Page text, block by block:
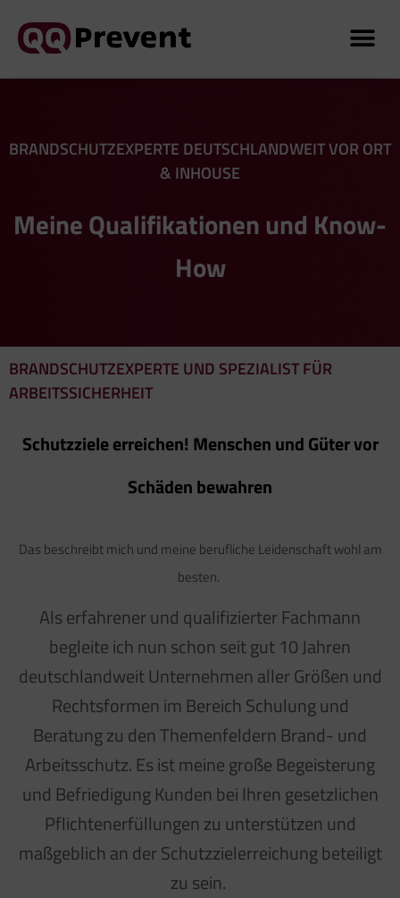
BRANDSCHUTZEXPERTE DEUTSCHLANDWEIT VOR ORT
& INHOUSE
Meine Qualifikationen und Know-
How
BRANDSCHUTZEXPERTE UND SPEZIALIST FÜR
ARBEITSSICHERHEIT
Schutzziele erreichen! Menschen und Güter vor
Schäden bewahren
Das beschreibt mich und meine berufliche Leidenschaft wohl am
besten.
Als erfahrener und qualifizierter Fachmann
begleite ich nun schon seit gut 10 Jahren
deutschlandweit Unternehmen aller Größen und
Rechtsformen im Bereich Schulung und
Beratung zu den Themenfeldern Brand- und
Arbeitsschutz. Es ist meine große Begeisterung
und Befriedigung Kunden bei Ihren gesetzlichen
Pflichtenerfüllungen zu unterstützen und
maßgeblich an der Schutzzielerreichung beteiligt
zu sein.